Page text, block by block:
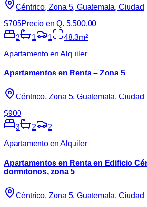
Céntrico, Zona 5, Guatemala, Ciudad
$705Precio en Q. 5,500.00
2
1 1 48.3m²
Apartamento en Alquiler
Apartamentos en Renta – Zona 5
Céntrico, Zona 5, Guatemala, Ciudad
$900
3
2
2
Apartamento en Alquiler
Apartamentos en Renta en Edificio
dormitorios, zona 5
Céntrico, Zona 5, Guatemala, Ciudad